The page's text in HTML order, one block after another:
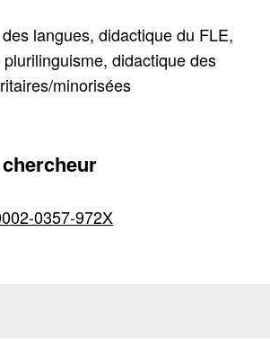
langues, didactique du FLE,
didactique des
minorisées
0357-972X